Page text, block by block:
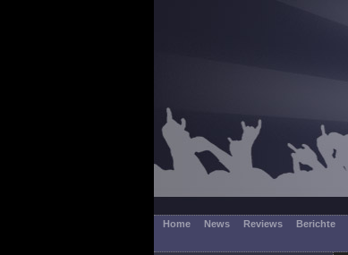
Home News Reviews Berichte